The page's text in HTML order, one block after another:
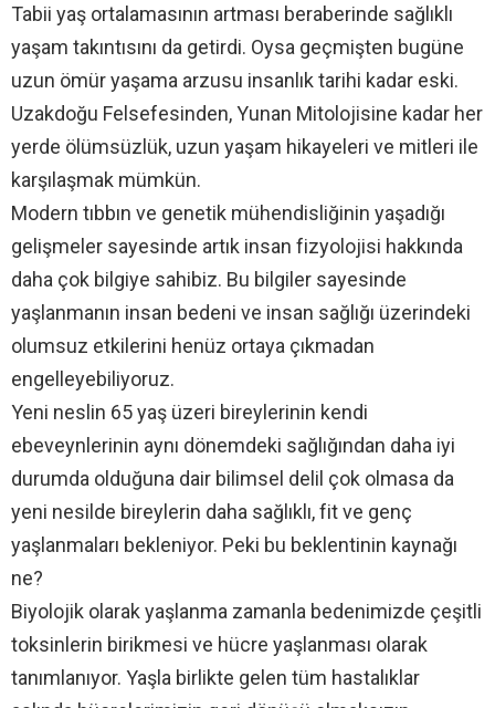
Tabii yaş ortalamasının artması beraberinde sağlıklı
yaşam takıntısını da getirdi. Oysa geçmişten bugüne
uzun ömür yaşama arzusu insanlık tarihi kadar eski.
Uzakdoğu Felsefesinden, Yunan Mitolojisine kadar her
yerde ölümsüzlük, uzun yaşam hikayeleri ve mitleri ile
karşılaşmak mümkün.
Modern tıbbın ve genetik mühendisliğinin yaşadığı
gelişmeler sayesinde artık insan fizyolojisi hakkında
daha çok bilgiye sahibiz. Bu bilgiler sayesinde
yaşlanmanın insan bedeni ve insan sağlığı üzerindeki
olumsuz etkilerini henüz ortaya çıkmadan
engelleyebiliyoruz.
Yeni neslin 65 yaş üzeri bireylerinin kendi
ebeveynlerinin aynı dönemdeki sağlığından daha iyi
durumda olduğuna dair bilimsel delil çok olmasa da
yeni nesilde bireylerin daha sağlıklı, fit ve genç
yaşlanmaları bekleniyor. Peki bu beklentinin kaynağı
ne?
Biyolojik olarak yaşlanma zamanla bedenimizde çeşitli
toksinlerin birikmesi ve hücre yaşlanması olarak
tanımlanıyor. Yaşla birlikte gelen tüm hastalıklar